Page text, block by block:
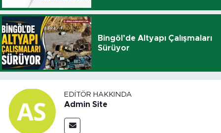
Bingöl’de Altyapı Çalışmaları
Sürüyor
EDITÖR HAKKINDA
Admin Site